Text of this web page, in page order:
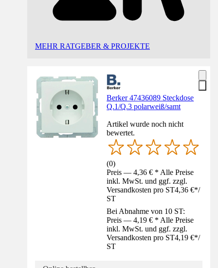
MEHR RATGEBER & PROJEKTE
Berker 47436089 Steckdose
Q.1/Q.3 polarweiß/samt
Artikel wurde noch nicht
bewertet.
(0)
Preis — 4,36 € * Alle Preise
inkl. MwSt. und ggf. zzgl.
Versandkosten pro ST4,36 €*/
ST
Bei Abnahme von 10 ST:
Preis — 4,19 € * Alle Preise
inkl. MwSt. und ggf. zzgl.
Versandkosten pro ST4,19 €*/
ST